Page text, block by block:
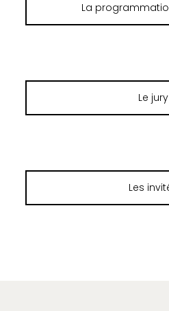
La
Le jury
Les